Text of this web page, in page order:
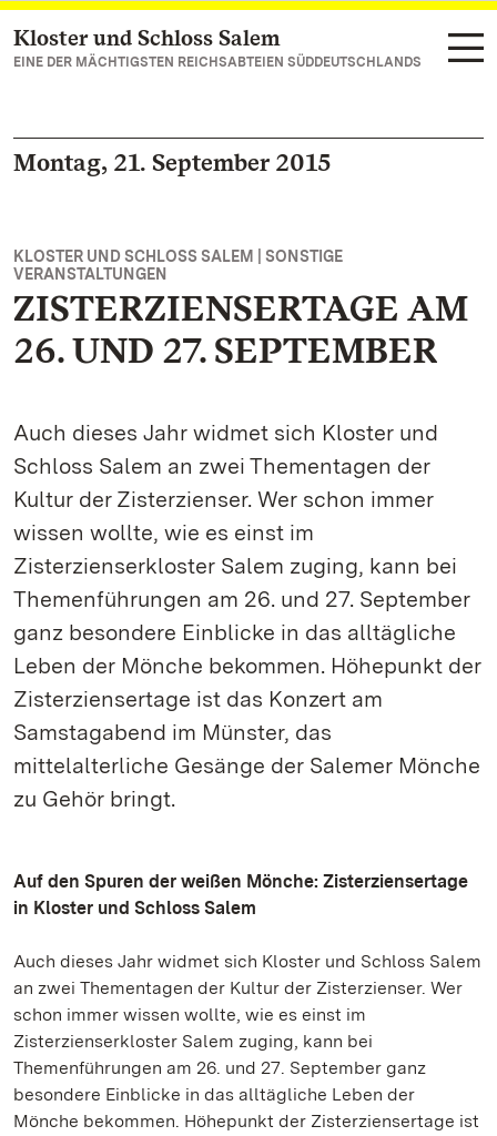
Zum Hauptinhalt springen
Kloster und Schloss Salem
EINE DER MÄCHTIGSTEN REICHSABTEIEN SÜDDEUTSCHLANDS
Montag, 21. September 2015
KLOSTER UND SCHLOSS SALEM | SONSTIGE
VERANSTALTUNGEN
ZISTERZIENSERTAGE AM
26. UND 27. SEPTEMBER
Auch dieses Jahr widmet sich Kloster und
Schloss Salem an zwei Thementagen der
Kultur der Zisterzienser. Wer schon immer
wissen wollte, wie es einst im
Zisterzienserkloster Salem zuging, kann bei
Themenführungen am 26. und 27. September
ganz besondere Einblicke in das alltägliche
Leben der Mönche bekommen. Höhepunkt der
Zisterziensertage ist das Konzert am
Samstagabend im Münster, das
mittelalterliche Gesänge der Salemer Mönche
zu Gehör bringt.
Auf den Spuren der weißen Mönche: Zisterziensertage
in Kloster und Schloss Salem
Auch dieses Jahr widmet sich Kloster und Schloss Salem
an zwei Thementagen der Kultur der Zisterzienser. Wer
schon immer wissen wollte, wie es einst im
Zisterzienserkloster Salem zuging, kann bei
Themenführungen am 26. und 27. September ganz
besondere Einblicke in das alltägliche Leben der
Mönche bekommen. Höhepunkt der Zisterziensertage ist